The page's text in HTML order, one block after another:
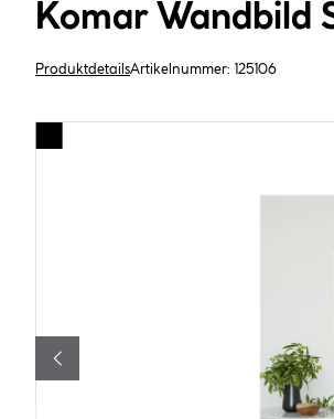
Komar Wandbild
ProduktdetailsArtikelnummer: 125106